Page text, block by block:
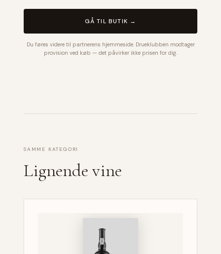
GÅ TIL BUTIK →
Du føres videre til partnerens hjemmeside. Drueklubben modtager
provision ved køb — det påvirker ikke prisen for dig.
SAMME KATEGORI
Lignende vine